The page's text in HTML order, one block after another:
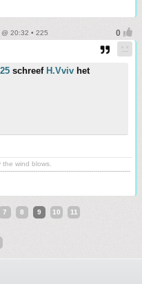
20:32 • 225
schreef H.Vviv het
wind blows.
7 8 9 10 11